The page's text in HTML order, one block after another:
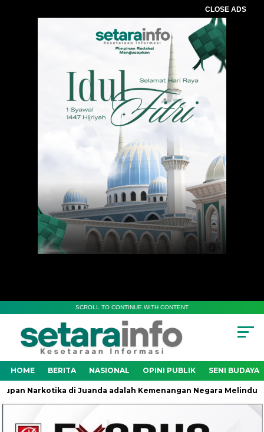
CLOSE ADS
SCROLL TO CONTINUE WITH CONTENT
HOME BERITA NASIONAL OPINI PUBLIK SENI BUDAYA
Narkotika di Juanda adalah Kemenangan Negara Melindungi